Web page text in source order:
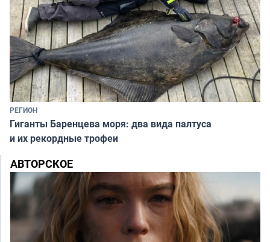
РЕГИОН
Гиганты Баренцева моря: два вида палтуса
и их рекордные трофеи
АВТОРСКОЕ